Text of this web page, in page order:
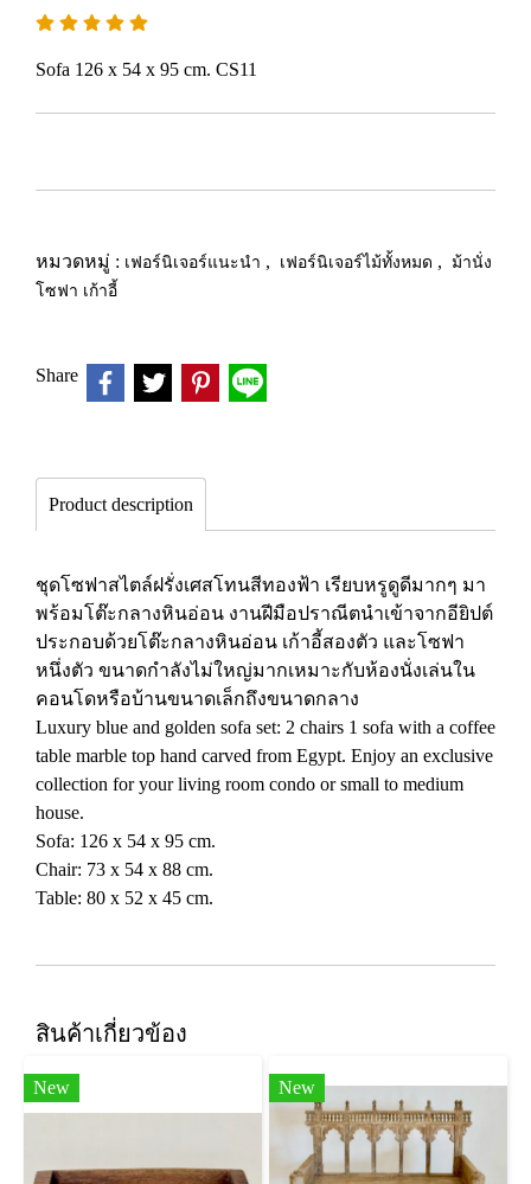
Sofa 126 x 54 x 95 cm. CS11
หมวดหมู่ : เฟอร์นิเจอร์แนะนำ , เฟอร์นิเจอร์ไม้ทั้งหมด , ม้านั่ง
โซฟา เก้าอี้
Share
Product description
ชุดโซฟาสไตล์ฝรั่งเศสโทนสีทองฟ้า เรียบหรูดูดีมากๆ มา
พร้อมโต๊ะกลางหินอ่อน งานฝีมือปราณีตนำเข้าจากอียิปต์
ประกอบด้วยโต๊ะกลางหินอ่อน เก้าอี้สองตัว และโซฟา
หนึ่งตัว ขนาดกำลังไม่ใหญ่มากเหมาะกับห้องนั่งเล่นใน
คอนโดหรือบ้านขนาดเล็กถึงขนาดกลาง
Luxury blue and golden sofa set: 2 chairs 1 sofa with a coffee
table marble top hand carved from Egypt. Enjoy an exclusive
collection for your living room condo or small to medium
house.
Sofa: 126 x 54 x 95 cm.
Chair: 73 x 54 x 88 cm.
Table: 80 x 52 x 45 cm.
สินค้าเกี่ยวข้อง
New New